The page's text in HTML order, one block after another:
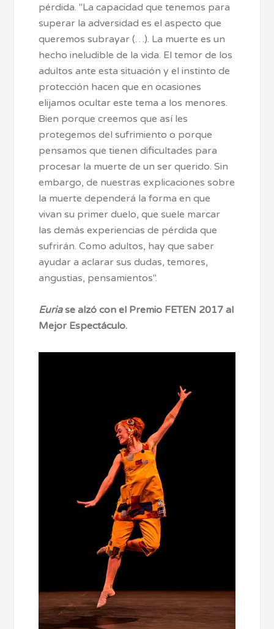
pérdida. "La capacidad que tenemos para
superar la adversidad es el aspecto que
queremos subrayar (…). La muerte es un
hecho ineludible de la vida. El temor de los
adultos ante esta situación y el instinto de
protección hacen que en ocasiones
elijamos ocultar este tema a los menores.
Bien porque creemos que así les
protegemos del sufrimiento o porque
pensamos que tienen dificultades para
procesar la muerte de un ser querido. Sin
embargo, de nuestras explicaciones sobre
la muerte dependerá la forma en que
vivan su primer duelo, que suele marcar
las demás experiencias de pérdida que
sufrirán. Como adultos, hay que saber
ayudar a aclarar sus dudas, temores,
angustias, pensamientos".
Euriase alzó con el Premio FETEN 2017 al
Mejor Espectáculo.